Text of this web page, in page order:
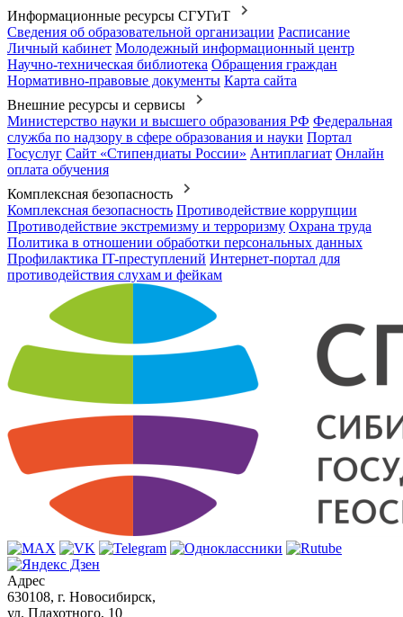
Информационные ресурсы СГУГиТ
Сведения об образовательной организации Расписание
Личный кабинет Молодежный информационный центр
Научно-техническая библиотека Обращения граждан
Нормативно-правовые документы Карта сайта
Внешние ресурсы и сервисы
Министерство науки и высшего образования РФ Федеральная
служба по надзору в сфере образования и науки Портал
Госуслуг Сайт «Стипендиаты России» Антиплагиат Онлайн
оплата обучения
Комплексная безопасность
Комплексная безопасность Противодействие коррупции
Противодействие экстремизму и терроризму Охрана труда
Политика в отношении обработки персональных данных
Профилактика IT-преступлений Интернет-портал для
противодействия слухам и фейкам
Адрес
630108, г. Новосибирск,
ул. Плахотного, 10